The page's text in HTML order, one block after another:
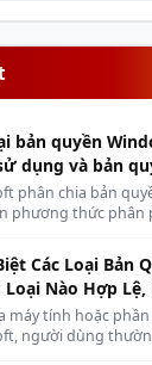
kế
bên
một
đường
bát
quanh
GDDR6X
x 3 (v1.4a)
x 1 (Hỗ trợ 4K
HDR và ​​Tốc độ
như được chỉ
2.1)
bản quyền
dụng và bản
dàn net,
phân chia bản
phương thức phân
Các Loại Bản
Loại Nào Hợp Lệ,
máy tính hoặc
người dùng